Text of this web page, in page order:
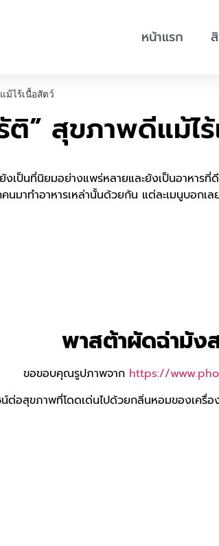
หน้าแรก
ม้ไร้เนื้อสัตว์
ติ” สุขภาพดีแม้ไ
เป็นที่นิยมอย่างแพร่หลายและยังเป็นอาหาร
าทำอาหารเหล่านั้นด้วยกัน แต่ละเมนูบอกเล
พาสต้าผัดฉ่ามัง
ขอขอบคุณรูปภาพจาก https://
อสุขภาพที่โดดเด่นไปด้วยกลิ่นหอมของเครื่อง